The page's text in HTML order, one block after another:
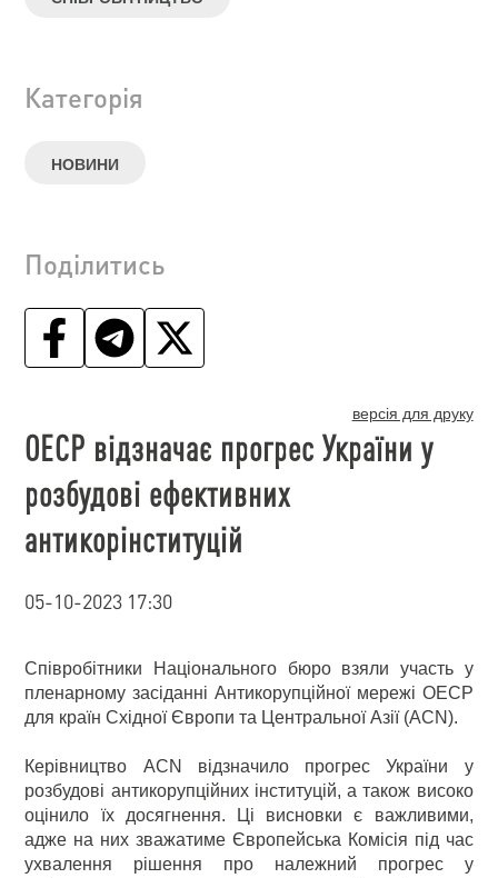
Категорія
НОВИНИ
Поділитись
версія для друку
ОЕСР відзначає прогрес України у
розбудові ефективних
антикорінституцій
05-10-2023 17:30
Співробітники Національного бюро взяли участь у
пленарному засіданні Антикорупційної мережі ОЕСР
для країн Східної Європи та Центральної Азії (ACN).
Керівництво ACN відзначило прогрес України у
розбудові антикорупційних інституцій, а також високо
оцінило їх досягнення. Ці висновки є важливими,
адже на них зважатиме Європейська Комісія під час
ухвалення рішення про належний прогрес у